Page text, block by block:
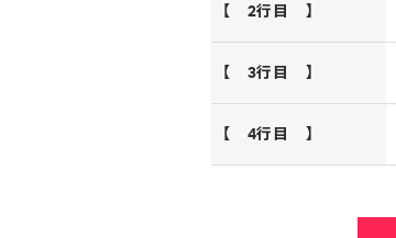
【 2行目 】
【 3行目 】
【 4行目 】